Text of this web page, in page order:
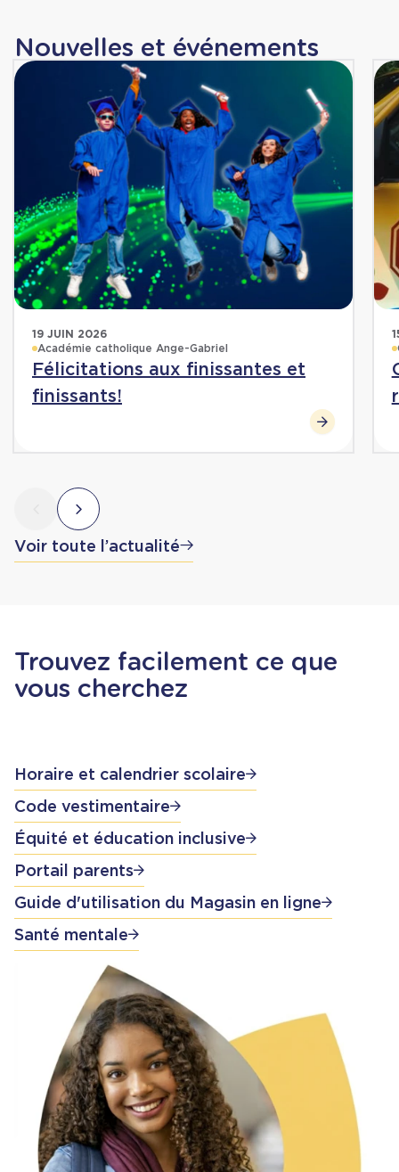
Nouvelles et événements
19 JUIN 2026
Académie catholique Ange-Gabriel
Félicitations aux finissantes et
finissants!
Voir toute l’actualité
Trouvez facilement ce que
vous cherchez
Horaire et calendrier scolaire
Code vestimentaire
Équité et éducation inclusive
Portail parents
Guide d'utilisation du Magasin en ligne
Santé mentale